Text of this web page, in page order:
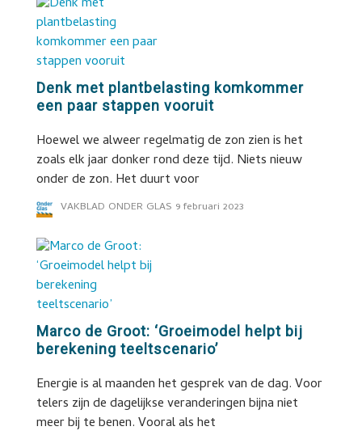
Denk met plantbelasting komkommer
een paar stappen vooruit
Hoewel we alweer regelmatig de zon zien is het
zoals elk jaar donker rond deze tijd. Niets nieuw
onder de zon. Het duurt voor
VAKBLAD ONDER GLAS 9 februari 2023
Marco de Groot: ‘Groeimodel helpt bij
berekening teeltscenario’
Energie is al maanden het gesprek van de dag. Voor
telers zijn de dagelijkse veranderingen bijna niet
meer bij te benen. Vooral als het